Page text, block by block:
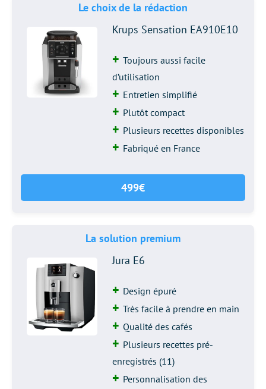
Le choix de la rédaction
Krups Sensation EA910E10
Toujours aussi facile
d’utilisation
Entretien simplifié
Plutôt compact
Plusieurs recettes disponibles
Fabriqué en France
499€
La solution premium
Jura E6
Design épuré
Très facile à prendre en main
Qualité des cafés
Plusieurs recettes pré-
enregistrés (11)
Personnalisation des